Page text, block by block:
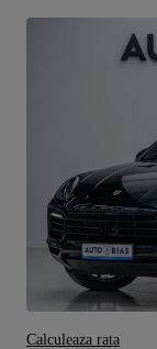
Calculeaza rata